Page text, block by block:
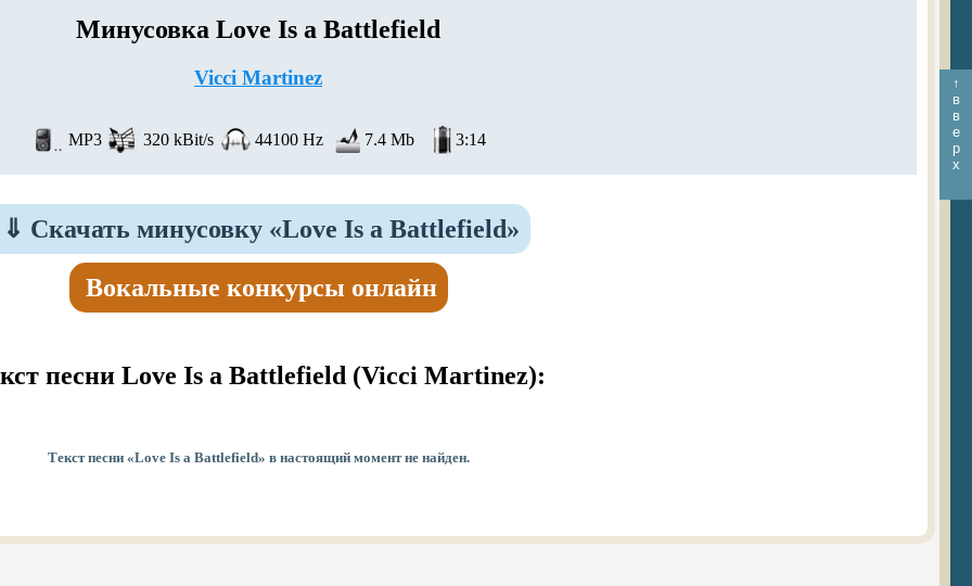
Минусовка Love Is a Battlefield
Vicci Martinez
MP3 320 kBit/s 44100 Hz 7.4 Mb 3:14
⇓ Скачать минусовку «Love Is a Battlefield»
Вокальные конкурсы онлайн
песни Love Is a Battlefield (Vicci Martinez):
Текст песни «Love Is a Battlefield» в настоящий момент не найден.
↑
в
в
е
р
х